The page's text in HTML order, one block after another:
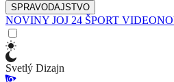
SPRAVODAJSTVO
NOVINY JOJ 24 ŠPORT
Svetlý Dizajn